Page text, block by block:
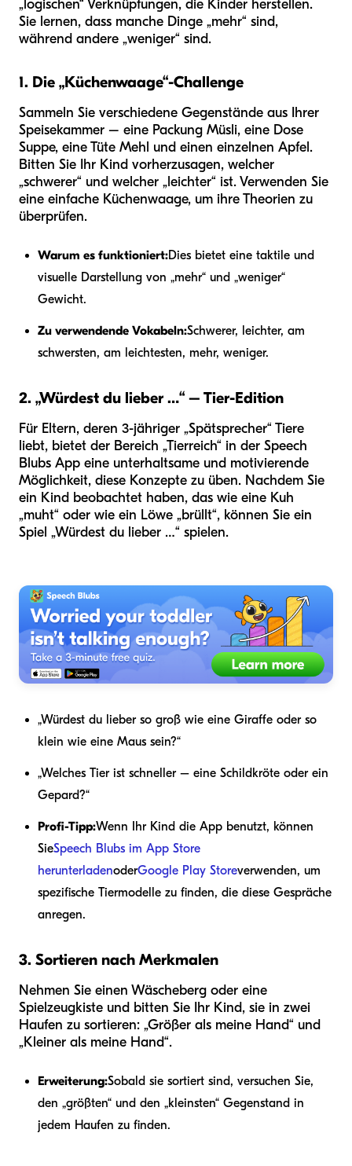
„logischen“ Verknüpfungen, die Kinder herstellen.
Sie lernen, dass manche Dinge „mehr“ sind,
während andere „weniger“ sind.
1. Die „Küchenwaage“-Challenge
Sammeln Sie verschiedene Gegenstände aus Ihrer
Speisekammer – eine Packung Müsli, eine Dose
Suppe, eine Tüte Mehl und einen einzelnen Apfel.
Bitten Sie Ihr Kind vorherzusagen, welcher
„schwerer“ und welcher „leichter“ ist. Verwenden Sie
eine einfache Küchenwaage, um ihre Theorien zu
überprüfen.
Warum es funktioniert:Dies bietet eine taktile und
visuelle Darstellung von „mehr“ und „weniger“
Gewicht.
Zu verwendende Vokabeln:Schwerer, leichter, am
schwersten, am leichtesten, mehr, weniger.
2. „Würdest du lieber …“ – Tier-Edition
Für Eltern, deren 3-jähriger „Spätsprecher“ Tiere
liebt, bietet der Bereich „Tierreich“ in der Speech
Blubs App eine unterhaltsame und motivierende
Möglichkeit, diese Konzepte zu üben. Nachdem Sie
ein Kind beobachtet haben, das wie eine Kuh
„muht“ oder wie ein Löwe „brüllt“, können Sie ein
Spiel „Würdest du lieber …“ spielen.
„Würdest du lieber so groß wie eine Giraffe oder so
klein wie eine Maus sein?“
„Welches Tier ist schneller – eine Schildkröte oder ein
Gepard?“
Profi-Tipp:Wenn Ihr Kind die App benutzt, können
SieSpeech Blubs im App Store
herunterladenoderGoogle Play Storeverwenden, um
spezifische Tiermodelle zu finden, die diese Gespräche
anregen.
3. Sortieren nach Merkmalen
Nehmen Sie einen Wäscheberg oder eine
Spielzeugkiste und bitten Sie Ihr Kind, sie in zwei
Haufen zu sortieren: „Größer als meine Hand“ und
„Kleiner als meine Hand“.
Erweiterung:Sobald sie sortiert sind, versuchen Sie,
den „größten“ und den „kleinsten“ Gegenstand in
jedem Haufen zu finden.